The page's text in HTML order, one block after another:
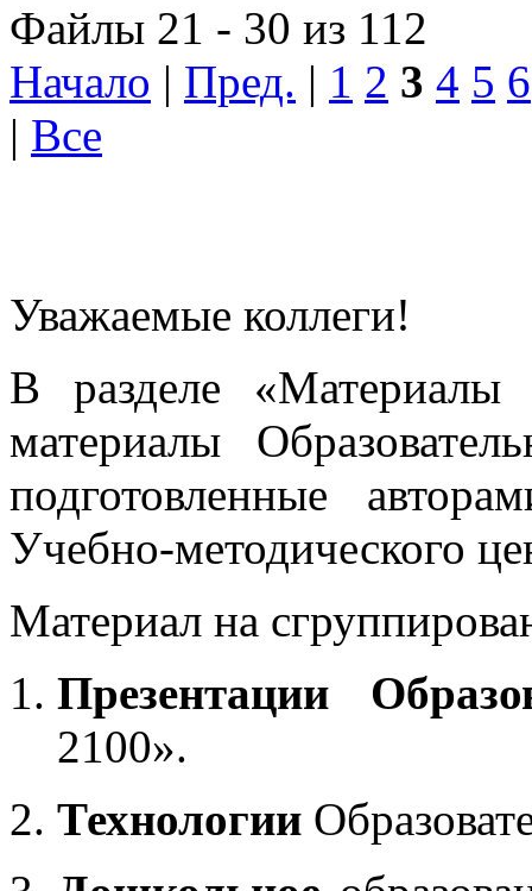
Файлы 21 - 30 из 112
Начало | Пред. | 1 2 3 4 5 6
| Все
Уважаемые коллеги!
В разделе «Материалы
материалы
подготовленные
Учебно-методического
Материал на
Презентации
2100».
Технологии